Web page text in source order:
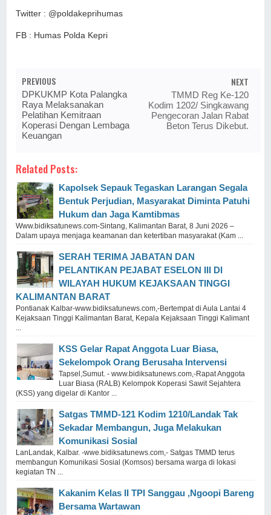
Twitter : @poldakeprihumas
FB : Humas Polda Kepri
PREVIOUS
DPKUKMP Kota Palangka
Raya Melaksanakan
Pelatihan Kemitraan
Koperasi Dengan Lembaga
Keuangan
NEXT
TMMD Reg Ke-120
Kodim 1202/ Singkawang
Pengecoran Jalan Rabat
Beton Terus Dikebut.
Related Posts:
Kapolsek Sepauk Tegaskan Larangan Segala
Bentuk Perjudian, Masyarakat Diminta Patuhi
Hukum dan Jaga Kamtibmas
Www.bidiksatunews.com-Sintang, Kalimantan Barat, 8 Juni 2026 –
Dalam upaya menjaga keamanan dan ketertiban masyarakat (Kam ...
SERAH TERIMA JABATAN DAN
PELANTIKAN PEJABAT ESELON III DI
WILAYAH HUKUM KEJAKSAAN TINGGI
KALIMANTAN BARAT
Pontianak Kalbar-www.bidiksatunews.com,-Bertempat di Aula Lantai 4
Kejaksaan Tinggi Kalimantan Barat, Kepala Kejaksaan Tinggi Kalimant
...
KSS Gelar Rapat Anggota Luar Biasa,
Sekelompok Orang Berusaha Intervensi
Tapsel,Sumut. - www.bidiksatunews.com,-Rapat Anggota
Luar Biasa (RALB) Kelompok Koperasi Sawit Sejahtera
(KSS) yang digelar di Kantor ...
Satgas TMMD-121 Kodim 1210/Landak Tak
Sekadar Membangun, Juga Melakukan
Komunikasi Sosial
LanLandak, Kalbar. -wwe.bidiksatunews.com,- Satgas TMMD terus
membangun Komunikasi Sosial (Komsos) bersama warga di lokasi
kegiatan TN ...
Kakanim Kelas II TPI Sanggau ,Ngoopi Bareng
Bersama Wartawan